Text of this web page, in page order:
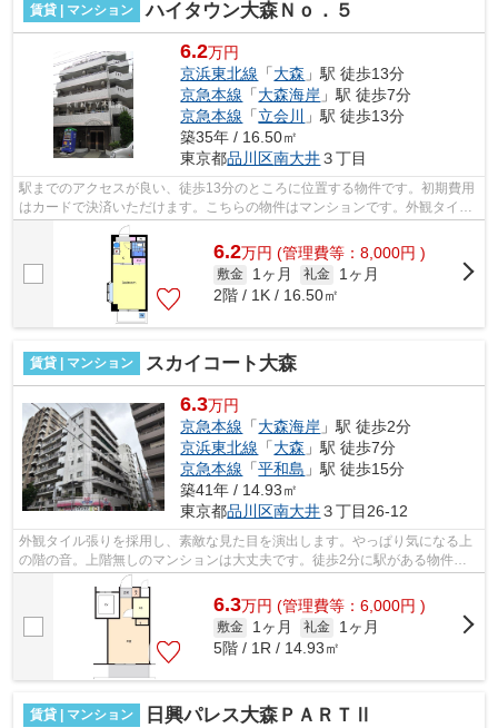
賃貸 | マンション ハイタウン大森Ｎｏ．５
6.2万円
京浜東北線 「大森 」駅 徒歩13分
京急本線 「大森海岸 」駅 徒歩7分
京急本線 「立会川
」駅 徒歩13分
築35年 / 16.50㎡
東京都品川区南大井３丁目
駅までのアクセスが良い、徒歩13分のところに位置する物件です。初期費用
はカードで決済いただけます。こちらの物件はマンションです。外観タイル
張りは耐久性に優れ、管理の手間も抑...
6.2万円 (管理費等：8,000円 )
敷金 1ヶ月 礼金
1ヶ月
2階 / 1K / 16.50㎡
賃貸 | マンション スカイコート大森
6.3万円
京急本線 「大森海岸 」駅 徒歩2分
京浜東北線 「大森 」駅 徒歩7分
京急本線 「平和島 」駅 徒歩15分
築41年 / 14.93㎡
東京都品川区南大井３丁目26-12
外観タイル張りを採用し、素敵な見た目を演出します。やっぱり気になる上
の階の音。上階無しのマンションは大丈夫です。徒歩2分に駅がある物件で
す。駅まで平坦な場所に位置する物件で...
6.3万円 (管理費等：6,000円 )
敷金 1ヶ月 礼金
1ヶ月
5階 / 1R / 14.93㎡
賃貸 | マンション 日興パレス大森ＰＡＲＴⅡ